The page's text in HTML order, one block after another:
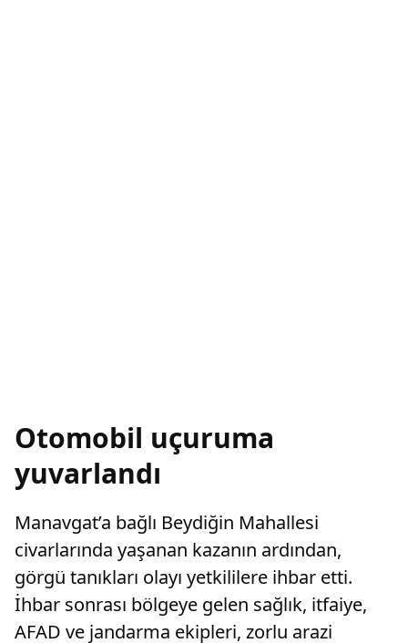
Otomobil uçuruma
yuvarlandı
Manavgat’a bağlı Beydiğin Mahallesi
civarlarında yaşanan kazanın ardından,
görgü tanıkları olayı yetkililere ihbar etti.
İhbar sonrası bölgeye gelen sağlık, itfaiye,
AFAD ve jandarma ekipleri, zorlu arazi